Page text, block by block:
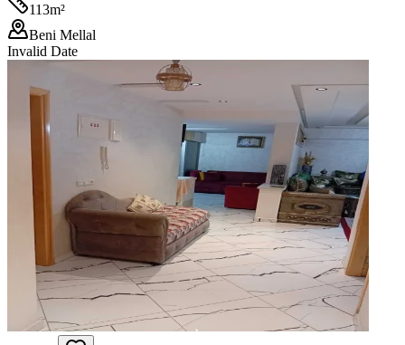
113m²
Beni Mellal
Invalid Date